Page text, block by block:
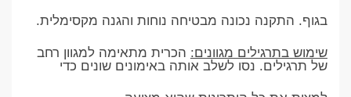
בגוף. התקנה נכונה מבטיחה נוחות והגנה מקסימלית.
שימוש בתרגילים מגוונים: הכרית מתאימה למגוון רחב
של תרגילים. נסו לשלב אותה באימונים שונים כדי